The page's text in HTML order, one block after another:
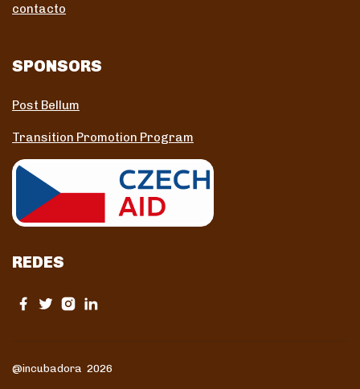
contacto
SPONSORS
Post Bellum
Transition Promotion Program
REDES
@incubadora 2026